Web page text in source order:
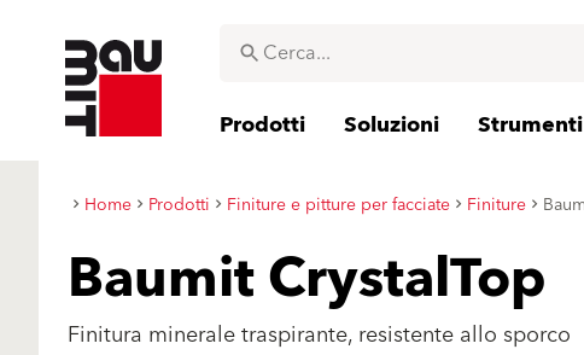
Prodotti Soluzioni
Home Prodotti Finiture e pitture per facciate Finiture
Baumit CrystalTop
Finitura minerale traspirante, resistente allo sporco